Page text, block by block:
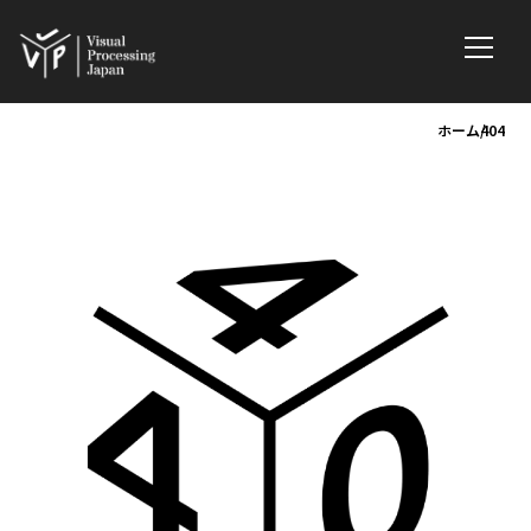
ホーム404